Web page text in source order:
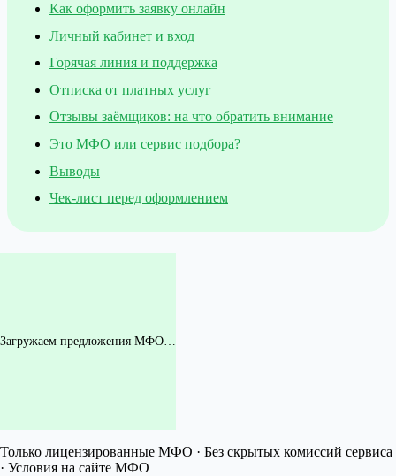
Как оформить заявку онлайн
Личный кабинет и вход
Горячая линия и поддержка
Отписка от платных услуг
Отзывы заёмщиков: на что обратить внимание
Это МФО или сервис подбора?
Выводы
Чек-лист перед оформлением
Загружаем предложения МФО…
Только лицензированные МФО · Без скрытых комиссий сервиса
· Условия на сайте МФО